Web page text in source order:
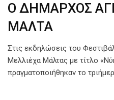
Ο ΔΗΜΑΡΧΟΣ
ΜΑΛΤΑ
Στις εκδηλώσεις του
Μελλιέχα Μάλτας με τίτλο
πραγματοποιήθηκαν το